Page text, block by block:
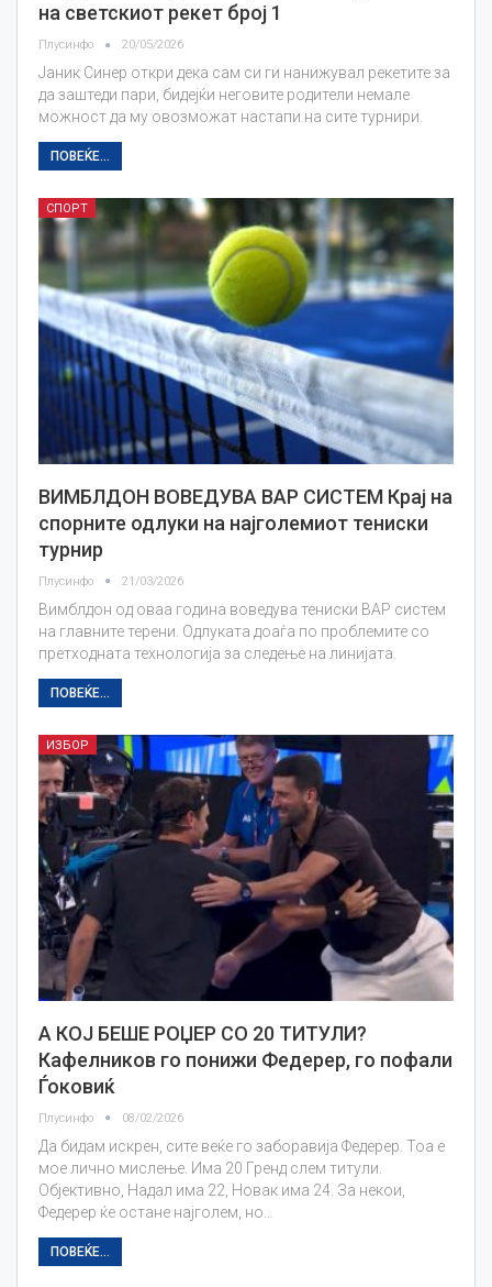
на светскиот рекет број 1
Плусинфо 20/05/2026
Јаник Синер откри дека сам си ги нанижувал рекетите за
да заштеди пари, бидејќи неговите родители немале
можност да му овозможат настапи на сите турнири.
ПОВЕЌЕ...
СПОРТ
ВИМБЛДОН ВОВЕДУВА ВАР СИСТЕМ Крај на
спорните одлуки на најголемиот тениски
турнир
Плусинфо 21/03/2026
Вимблдон од оваа година воведува тениски ВАР систем
на главните терени. Одлуката доаѓа по проблемите со
претходната технологија за следење на линијата.
ПОВЕЌЕ...
ИЗБОР
А КОЈ БЕШЕ РОЏЕР СО 20 ТИТУЛИ?
Кафелников го понижи Федерер, го пофали
Ѓоковиќ
Плусинфо 08/02/2026
Да бидам искрен, сите веќе го заборавија Федерер. Тоа е
мое лично мислење. Има 20 Гренд слем титули.
Објективно, Надал има 22, Новак има 24. За некои,
Федерер ќе остане најголем, но…
ПОВЕЌЕ...